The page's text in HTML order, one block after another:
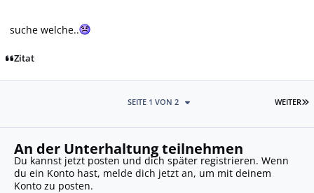
suche welche..
Zitat
WEITER
SEITE 1 VON 2
An der Unterhaltung teilnehmen
Du kannst jetzt posten und dich später registrieren. Wenn
du ein Konto hast, melde dich jetzt an, um mit deinem
Konto zu posten.